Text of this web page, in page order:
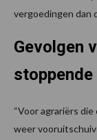
vergoedingen dan
Gevolgen
“Voor agrariërs
weer